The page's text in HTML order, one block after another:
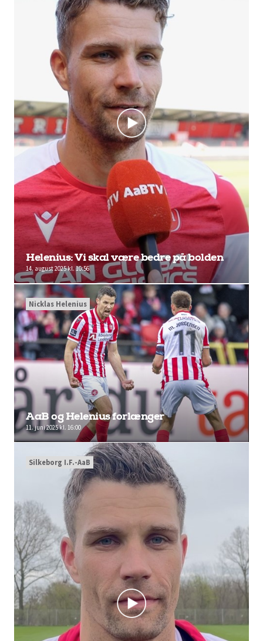
Helenius: Vi skal være bedre på bolden
14. august 2025 kl. 10:56
AaB og Helenius forlænger
11. juni 2025 kl. 16:00
Nicklas Helenius
Silkeborg I.F.-AaB